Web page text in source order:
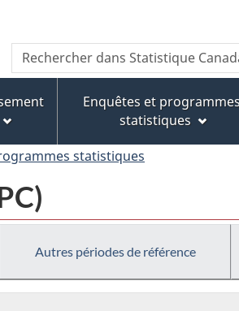
au
contenu
principal
« À
propos
de
ce
version
HTML
simplifiée
Recherche
Rechercher
dans
Canada
Enquêtes et
statistiques
statistiques
Autres périodes de référence